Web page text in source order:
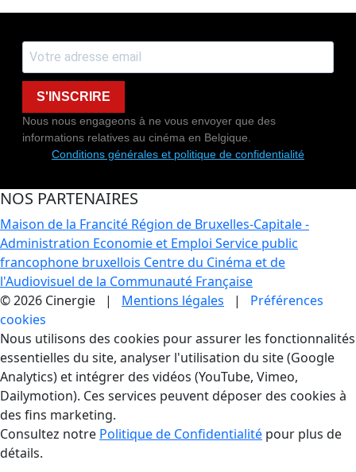
S'INSCRIRE
Nous nous engageons à ne vous envoyer que des
informations relatives au cinéma en Belgique.
Conditions générales et politique de confidentialité
NOS PARTENAIRES
Maison de la Francité Région de Bruxelles-Capitale -
Administration Economie et Emploi Service public
francophone bruxellois Centre du Cinéma et de
l'Audiovisuel de la Communauté Française
© 2026 Cinergie | Mentions légales | Préférences
cookies
Gestion des Cookies
Nous utilisons des cookies pour assurer les fonctionnalités
essentielles du site, analyser l'utilisation du site (Google
Analytics) et intégrer des vidéos (YouTube, Vimeo,
Dailymotion). Ces services peuvent déposer des cookies à
des fins marketing.
Consultez notre Politique de Confidentialité pour plus de
détails.